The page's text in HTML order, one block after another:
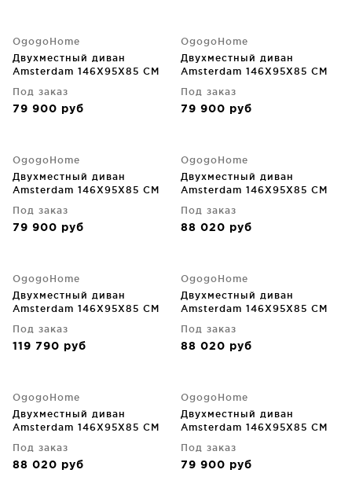
OgogoHome
Двухместный диван
Amsterdam 146X95X85 CM
Под заказ
79 900 руб
OgogoHome
Двухместный диван
Amsterdam 146X95X85 CM
Под заказ
79 900 руб
OgogoHome
Двухместный диван
Amsterdam 146X95X85 CM
Под заказ
79 900 руб
OgogoHome
Двухместный диван
Amsterdam 146X95X85 CM
Под заказ
88 020 руб
OgogoHome
Двухместный диван
Amsterdam 146X95X85 CM
Под заказ
119 790 руб
OgogoHome
Двухместный диван
Amsterdam 146X95X85 CM
Под заказ
88 020 руб
OgogoHome
Двухместный диван
Amsterdam 146X95X85 CM
Под заказ
88 020 руб
OgogoHome
Двухместный диван
Amsterdam 146X95X85 CM
Под заказ
79 900 руб